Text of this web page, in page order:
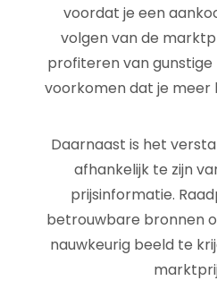
voordat je een
volgen van de
profiteren van
voorkomen dat je meer
Daarnaast is het
afhankelijk te zijn
prijsinformatie.
betrouwbare bronnen
nauwkeurig beeld te